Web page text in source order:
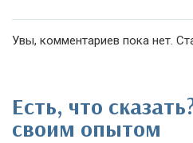
Увы, комментариев пока нет.
Есть, что
своим опытом